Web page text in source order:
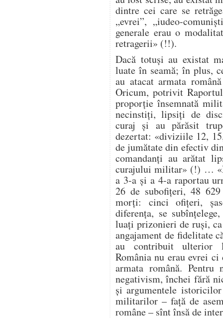
dintre cei care se
„evrei”, „iudeo-
generale erau o
retragerii» (!!).
Dacă totuși au existat
luate în seamă; în plus,
au atacat armata
Oricum, potrivit
proporție însemnată
necinstiți, lipsiți de
curaj și au părăsit
dezertat: «diviziile 12,
de jumătate din efectiv
comandanți au arătat
curajului militar» (!) …
a 3-a și a 4-a raportau
26 de subofițeri, 48
morți: cinci ofițeri,
diferența, se
luați prizonieri de ruși,
angajament de fidelitate
au contribuit ulterior
România nu erau evrei
armata română.
negativism, închei fără
și argumentele
militarilor – față de
române – sînt însă de